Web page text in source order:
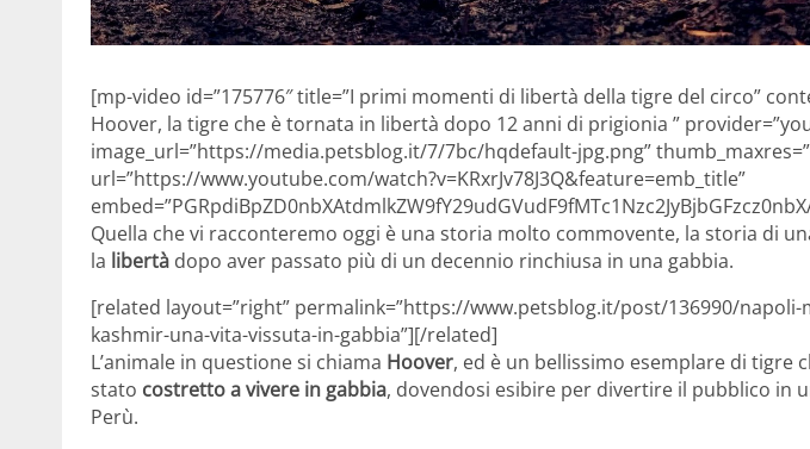
[mp-video id=”175776″ title=”I primi momenti di libertà della tigre del circo”
Hoover, la tigre che è tornata in libertà dopo 12 anni di prigionia ”
image_url=”https://media.petsblog.it/7/7bc/hqdefault-jpg.png”
url=”https://www.youtube.com/watch?v=KRxrJv78J3Q&feature=emb_title”
Quella che vi racconteremo oggi è una storia molto commovente, la storia di
la libertà dopo aver passato più di un decennio rinchiusa in una gabbia.
[related layout=”right” permalink=”https://www.petsblog.it/post/136990/
kashmir-una-vita-vissuta-in-gabbia”][/related]
L’animale in questione si chiama Hoover, ed è un bellissimo esemplare di tigre
stato costretto a vivere in gabbia, dovendosi esibire per divertire il pubblico in
Perù.